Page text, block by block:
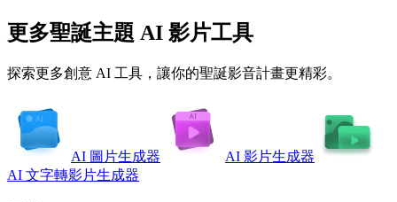
更多聖誕主題 AI 影片工具
探索更多創意 AI 工具，讓你的聖誕影音計畫更精彩。
AI 圖片生成器
AI 影片生成器
AI 文字轉影片生成器